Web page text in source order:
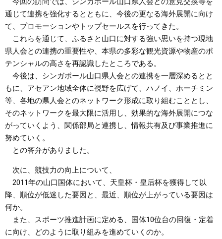
通じて連携を強化するとともに、今後の更なる海外展開に向け
て、プロモーションやトップセールスを行ってきた。
これらを通じて、ふるさと山口に対する強い思いを持つ現地
県人会との連携の重要性や、本県の多彩な観光資源や物産のポ
テンシャルの高さを再認識したところである。
今後は、シンガポール山口県人会との連携を一層深めるとと
もに、アセアン地域全体に視野を広げて、ハノイ、ホーチミン
等、各地の県人会とのネットワーク形成に取り組むこととし、
そのネットワークを最大限に活用し、効果的な海外展開につな
がっていくよう、関係部局と連携し、情報共有及び事業推進に
努めていく。
との答弁がありました。
次に、競技力の向上について、
2011年の山口国体において、天皇杯・皇后杯を獲得して以
降、順位が低迷した要因と、最近、順位が上がっている要因は
何か。
また、スポーツ推進計画に定める、国体10位台の回復・定着
に向け、どのように取り組みを進めていくのか。